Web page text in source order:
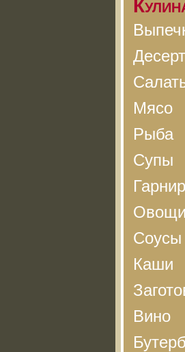
Мясо
Рыба
Супы
Овощи
Соусы
Каши
Вино